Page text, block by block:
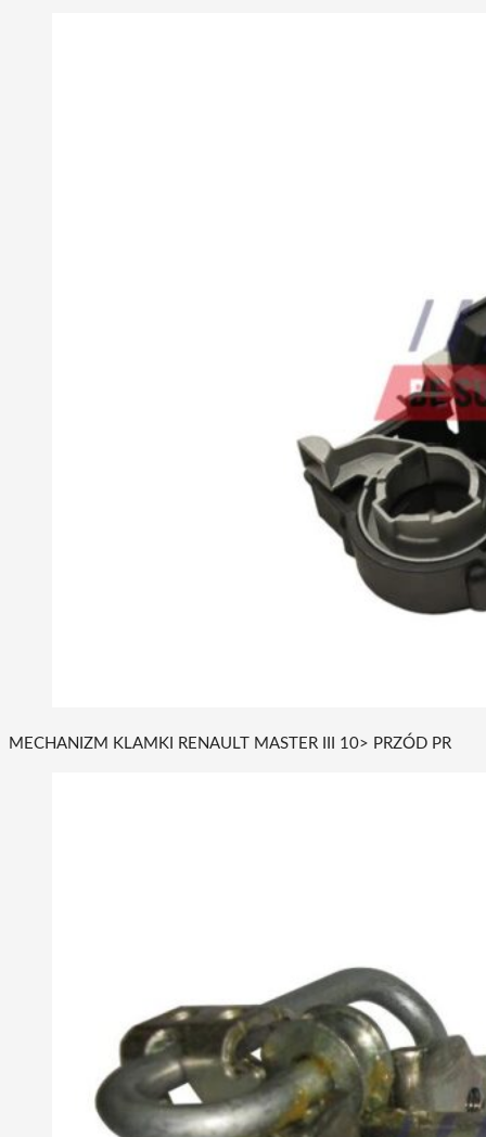
MECHANIZM KLAMKI RENAULT MASTER III 10> PRZÓD PR